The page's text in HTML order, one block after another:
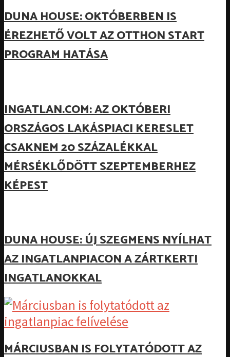
DUNA HOUSE: OKTÓBERBEN IS
ÉREZHETŐ VOLT AZ OTTHON START
PROGRAM HATÁSA
INGATLAN.COM: AZ OKTÓBERI
ORSZÁGOS LAKÁSPIACI KERESLET
CSAKNEM 20 SZÁZALÉKKAL
MÉRSÉKLŐDÖTT SZEPTEMBERHEZ
KÉPEST
DUNA HOUSE: ÚJ SZEGMENS NYÍLHAT
AZ INGATLANPIACON A ZÁRTKERTI
INGATLANOKKAL
MÁRCIUSBAN IS FOLYTATÓDOTT AZ